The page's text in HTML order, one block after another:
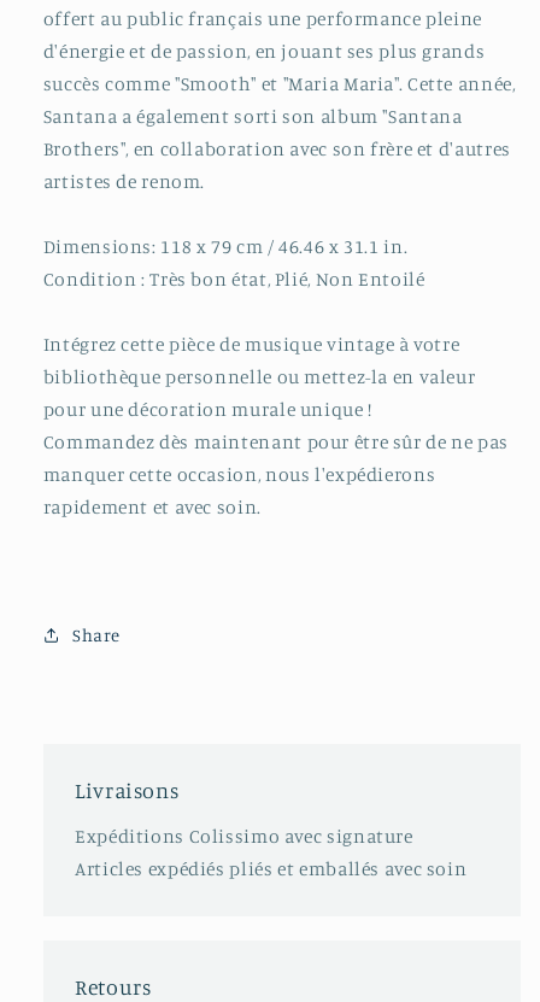
offert au public français une performance pleine
d'énergie et de passion, en jouant ses plus grands
succès comme "Smooth" et "Maria Maria". Cette année,
Santana a également sorti son album "Santana
Brothers", en collaboration avec son frère et d'autres
artistes de renom.
Dimensions: 118 x 79 cm / 46.46 x 31.1 in.
Condition : Très bon état, Plié, Non Entoilé
Intégrez cette pièce de musique vintage à votre
bibliothèque personnelle ou mettez-la en valeur
pour une décoration murale unique !
Commandez dès maintenant pour être sûr de ne pas
manquer cette occasion, nous l'expédierons
rapidement et avec soin.
Share
Livraisons
Expéditions Colissimo avec signature
Articles expédiés pliés et emballés avec soin
Retours